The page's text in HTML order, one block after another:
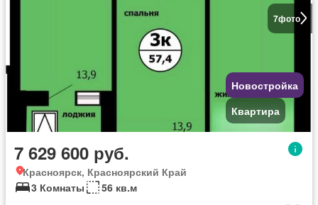
7фото
Новостройка
Квартира
7 629 600 руб.
Красноярск, Красноярский Край
3 Комнаты
56 кв.м